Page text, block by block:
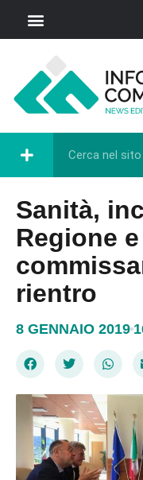
Sanità,
Regione
rientro
8 GENNAIO 2019